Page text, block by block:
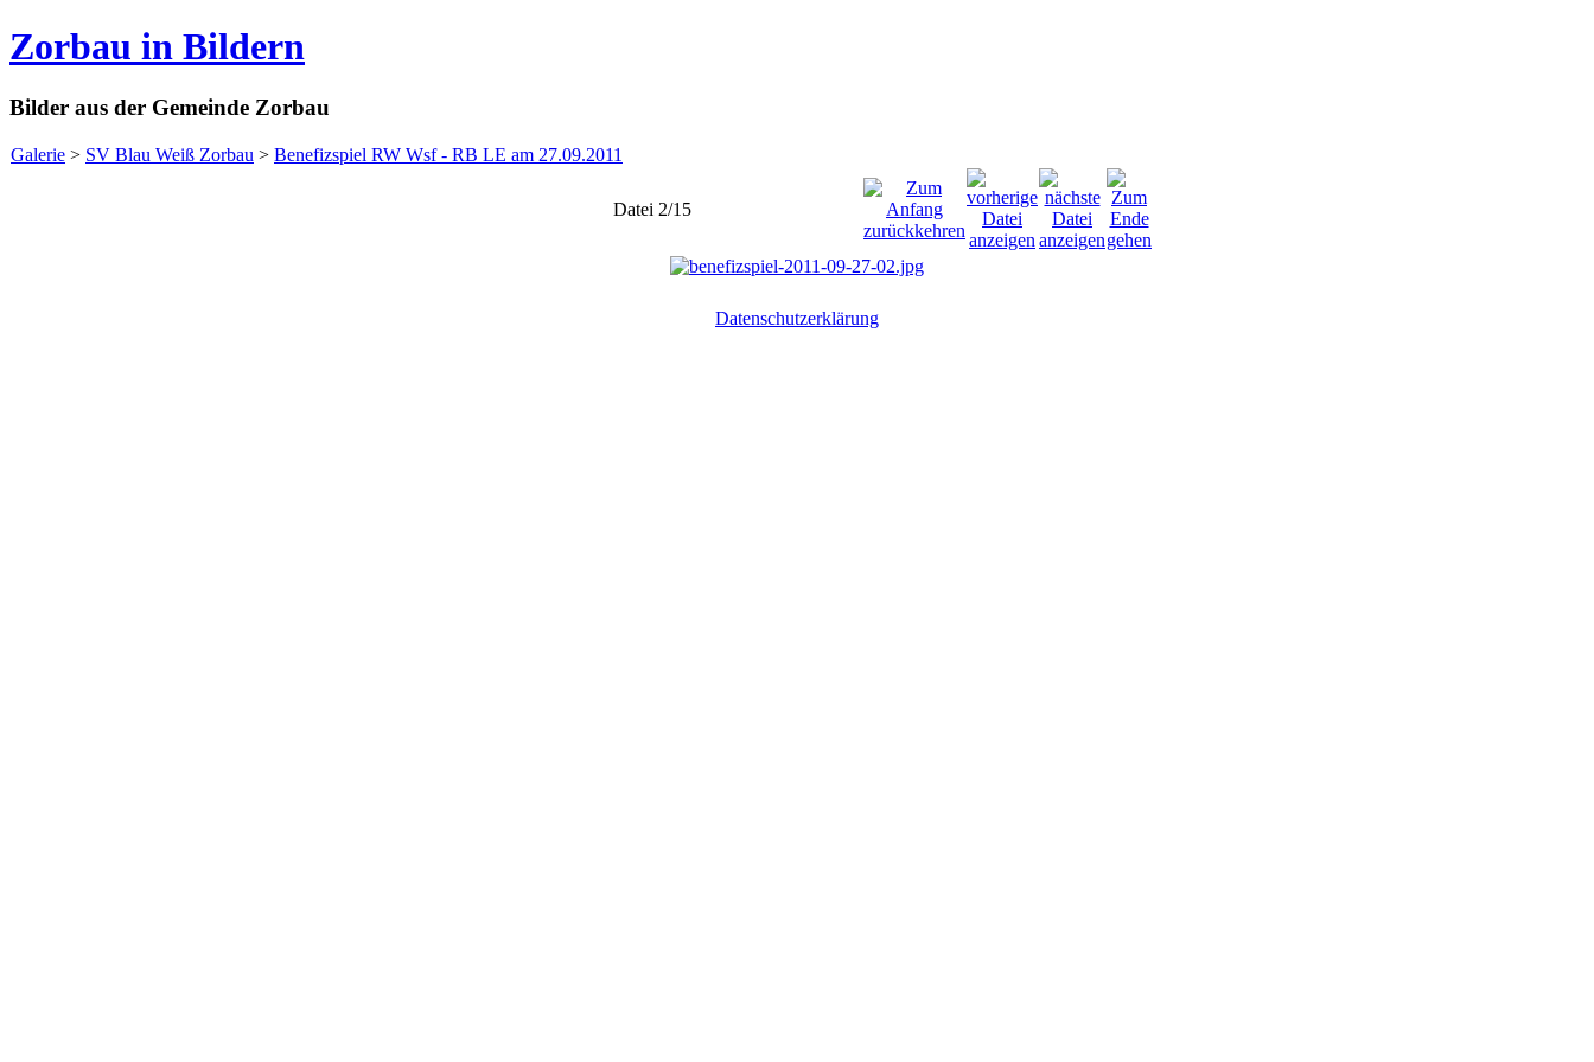
Zorbau in Bildern
Bilder aus der Gemeinde Zorbau
Galerie > SV Blau Weiß Zorbau > Benefizspiel RW Wsf - RB LE am 27.09.2011
Datei 2/15
Datenschutzerklärung